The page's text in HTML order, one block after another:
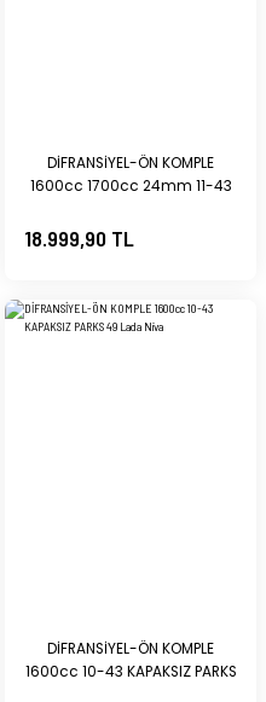
DİFRANSİYEL-ÖN KOMPLE
1600cc 1700cc 24mm 11-43
18.999,90 TL
DİFRANSİYEL-ÖN KOMPLE
1600cc 10-43 KAPAKSIZ PARKS